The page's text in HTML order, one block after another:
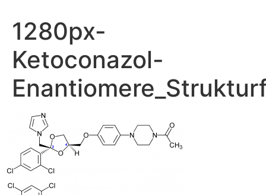
1280px-
Ketoconazol-